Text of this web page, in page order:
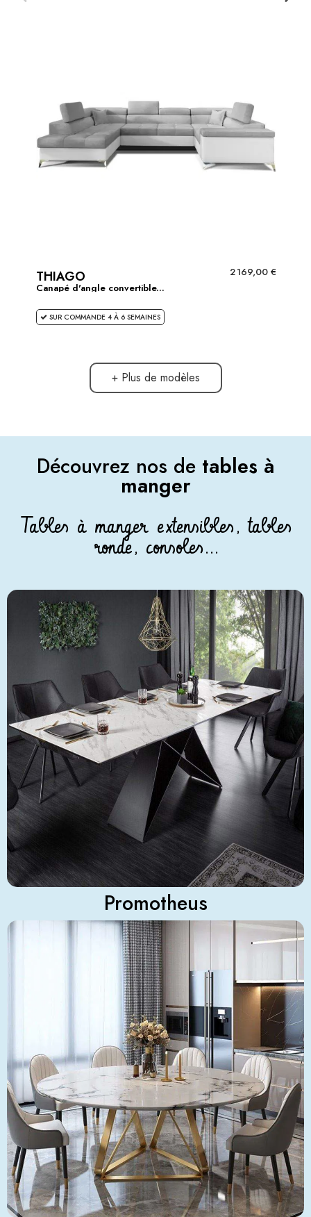
THIAGO
Canapé d'angle convertible...
2 169,00 €
SUR COMMANDE 4 À 6 SEMAINES
+ Plus de modèles
Découvrez nos de tables à
manger
Tables à manger extensibles, tables
ronde, consoles...
Promotheus